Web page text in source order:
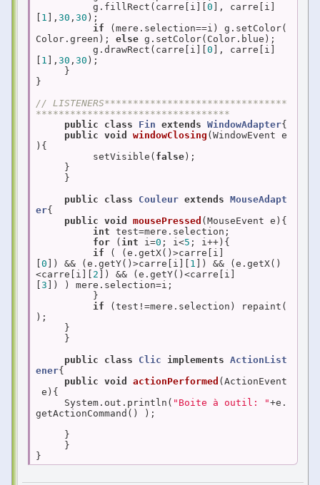
g.fillRect(carre[i][ 0 ], carre[i]
1 ], 30 , 30 );
if (mere.selection==i) g.setColor(
Color.green); else g.setColor(Color.blue);
g.drawRect(carre[i][ 0 ], carre[i]
1 ], 30 , 30 );
}
}
// LISTENERS********************************
**********************************
public
class Fin extends WindowAdapter{
public void windowClosing (WindowEvent e
) {
setVisible( false );
}
}
public
class Couleur extends MouseAdapt
er{
public void mousePressed (MouseEvent e) {
int test=mere.selection;
for ( int i=0 ; i<5 ; i++){
if ( (e.getX()>carre[i]
0 ]) && (e.getY()>carre[i][ 1 ]) && (e.getX()
<carre[i][ 2 ]) && (e.getY()<carre[i]
3 ]) ) mere.selection=i;
}
if (test!=mere.selection) repaint(
);
}
}
public
class Clic implements ActionList
ener{
public void actionPerformed (ActionEvent
e) {
System.out.println( "Boite à outil: "+e.
getActionCommand() );
}
}